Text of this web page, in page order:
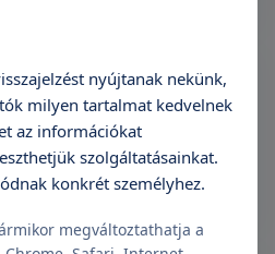
000 Ft VAGY 1 alk.
Részletek
nyújtanak nekünk,
milyen tartalmat kedvelnek
az információkat
szolgáltatásainkat.
konkrét személyhez.
megváltoztathatja a